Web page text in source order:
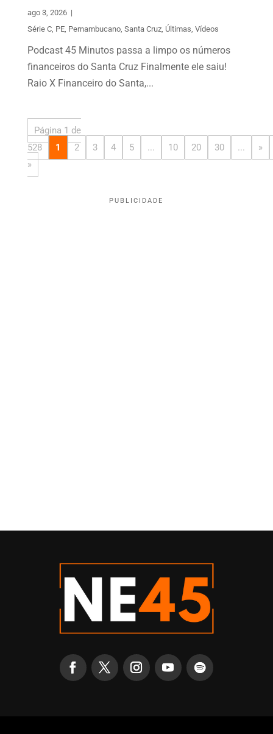
ago 3, 2026 |
Série C, PE, Pernambucano, Santa Cruz, Últimas, Vídeos
Podcast 45 Minutos passa a limpo os números
financeiros do Santa Cruz Finalmente ele saiu!
Raio X Financeiro do Santa,...
Página 1 de
528
1 2 3 4 5 ... 10 20 30 ...
»
»
PUBLICIDADE